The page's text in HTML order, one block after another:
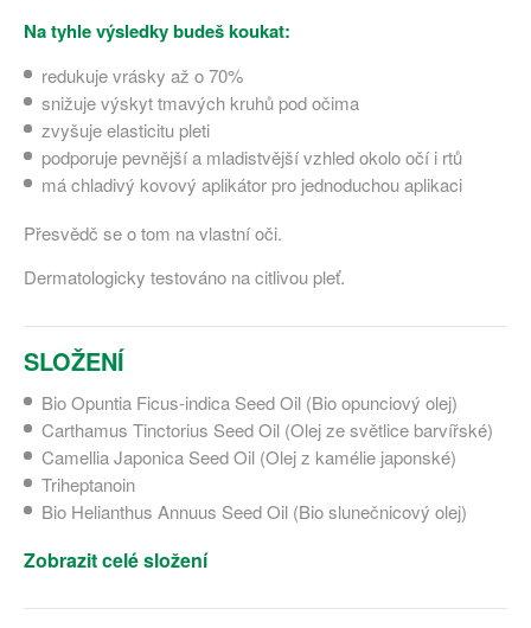
Na tyhle výsledky budeš koukat:
redukuje vrásky až o 70%
snižuje výskyt tmavých kruhů pod očima
zvyšuje elasticitu pleti
podporuje pevnější a mladistvější vzhled okolo očí i rtů
má chladivý kovový aplikátor pro jednoduchou aplikaci
Přesvědč se o tom na vlastní oči.
Dermatologicky testováno na citlivou pleť.
SLOŽENÍ
Bio Opuntia Ficus-indica Seed Oil (Bio opunciový olej)
Carthamus Tinctorius Seed Oil (Olej ze světlice barvířské)
Camellia Japonica Seed Oil (Olej z kamélie japonské)
Triheptanoin
Bio Helianthus Annuus Seed Oil (Bio slunečnicový olej)
Zobrazit celé složení